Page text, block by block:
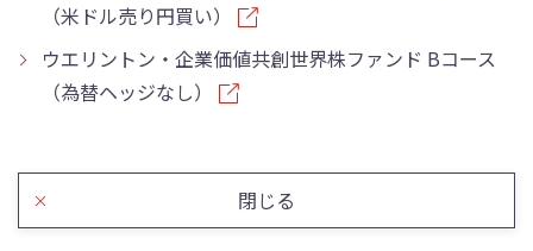
（米ドル売り円買い）
ウエリントン・企業価値共創世界株ファンド Bコース
（為替ヘッジなし）
閉じる